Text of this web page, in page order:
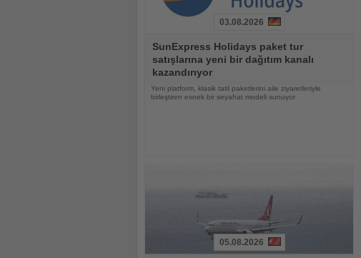
Oku
03.08.2026
SunExpress Holidays paket tur
satışlarına yeni bir dağıtım kanalı
kazandırıyor
Yeni platform, klasik tatil paketlerini aile ziyaretleriyle
birleştiren esnek bir seyahat modeli sunuyor
05.08.2026